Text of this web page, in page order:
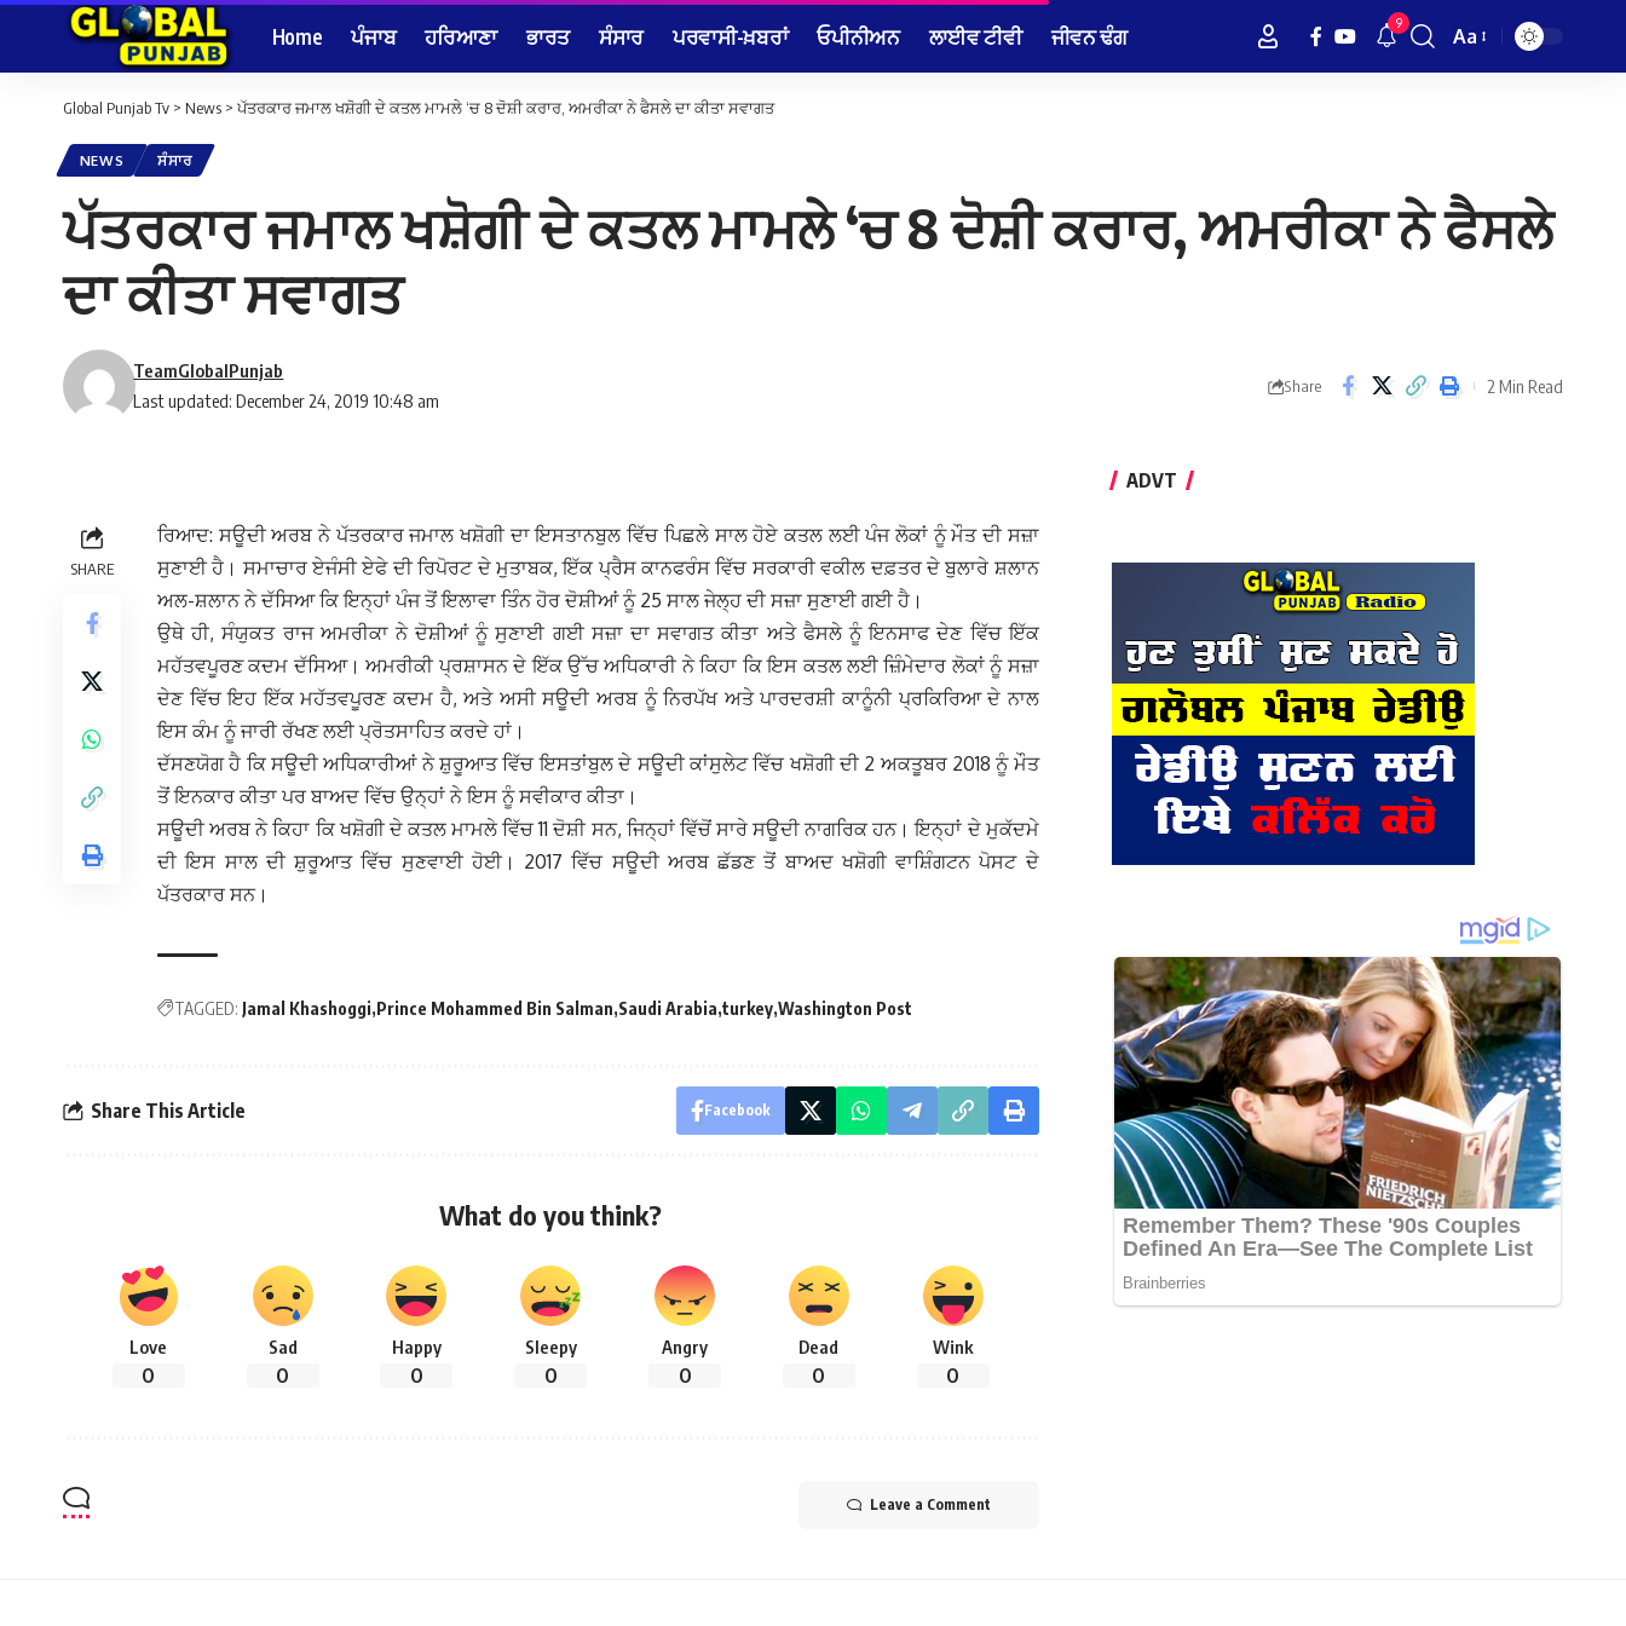
Home ਪੰਜਾਬ ਹਰਿਆਣਾ ਭਾਰਤ ਸੰਸਾਰ ਪਰਵਾਸੀ-ਖ਼ਬਰਾਂ ਓਪੀਨੀਅਨ ਲਾਈਵ ਟੀਵੀ ਜੀਵਨ ਢੰਗ 9
Font
Aa
Global Punjab Tv > News > ਪੱਤਰਕਾਰ ਜਮਾਲ ਖਸ਼ੋਗੀ ਦੇ ਕਤਲ ਮਾਮਲੇ ‘ਚ 8 ਦੋਸ਼ੀ ਕਰਾਰ, ਅਮਰੀਕਾ ਨੇ ਫੈਸਲੇ ਦਾ ਕੀਤਾ ਸਵਾਗਤ
NEWS ਸੰਸਾਰ
ਪੱਤਰਕਾਰ ਜਮਾਲ ਖਸ਼ੋਗੀ ਦੇ ਕਤਲ ਮਾਮਲੇ ‘ਚ 8 ਦੋਸ਼ੀ ਕਰਾਰ, ਅਮਰੀਕਾ ਨੇ ਫੈਸਲੇ
ਦਾ ਕੀਤਾ ਸਵਾਗਤ
Last updated: December 24, 2019 10:48 am
TeamGlobalPunjab
Share 2 Min Read
SHARE
ਰਿਆਦ: ਸਊਦੀ ਅਰਬ ਨੇ ਪੱਤਰਕਾਰ ਜਮਾਲ ਖਸ਼ੋਗੀ ਦਾ ਇਸਤਾਨਬੁਲ ਵਿੱਚ ਪਿਛਲੇ ਸਾਲ ਹੋਏ ਕਤਲ ਲਈ ਪੰਜ ਲੋਕਾਂ ਨੂੰ ਮੌਤ ਦੀ ਸਜ਼ਾ
ਸੁਣਾਈ ਹੈ। ਸਮਾਚਾਰ ਏਜੰਸੀ ਏਫੇ ਦੀ ਰਿਪੋਰਟ ਦੇ ਮੁਤਾਬਕ, ਇੱਕ ਪ੍ਰੈਸ ਕਾਨਫਰੰਸ ਵਿੱਚ ਸਰਕਾਰੀ ਵਕੀਲ ਦਫ਼ਤਰ ਦੇ ਬੁਲਾਰੇ ਸ਼ਲਾਨ
ਅਲ-ਸ਼ਲਾਨ ਨੇ ਦੱਸਿਆ ਕਿ ਇਨ੍ਹਾਂ ਪੰਜ ਤੋਂ ਇਲਾਵਾ ਤਿੰਨ ਹੋਰ ਦੋਸ਼ੀਆਂ ਨੂੰ 25 ਸਾਲ ਜੇਲ੍ਹ ਦੀ ਸਜ਼ਾ ਸੁਣਾਈ ਗਈ ਹੈ।
ਉਥੇ ਹੀ, ਸੰਯੁਕਤ ਰਾਜ ਅਮਰੀਕਾ ਨੇ ਦੋਸ਼ੀਆਂ ਨੂੰ ਸੁਣਾਈ ਗਈ ਸਜ਼ਾ ਦਾ ਸਵਾਗਤ ਕੀਤਾ ਅਤੇ ਫੈਸਲੇ ਨੂੰ ਇਨਸਾਫ ਦੇਣ ਵਿੱਚ ਇੱਕ
ਮਹੱਤਵਪੂਰਣ ਕਦਮ ਦੱਸਿਆ। ਅਮਰੀਕੀ ਪ੍ਰਸ਼ਾਸਨ ਦੇ ਇੱਕ ਉੱਚ ਅਧਿਕਾਰੀ ਨੇ ਕਿਹਾ ਕਿ ਇਸ ਕਤਲ ਲਈ ਜ਼ਿੰਮੇਦਾਰ ਲੋਕਾਂ ਨੂੰ ਸਜ਼ਾ
ਦੇਣ ਵਿੱਚ ਇਹ ਇੱਕ ਮਹੱਤਵਪੂਰਣ ਕਦਮ ਹੈ, ਅਤੇ ਅਸੀ ਸਊਦੀ ਅਰਬ ਨੂੰ ਨਿਰਪੱਖ ਅਤੇ ਪਾਰਦਰਸ਼ੀ ਕਾਨੂੰਨੀ ਪ੍ਰਕਿਰਿਆ ਦੇ ਨਾਲ
ਇਸ ਕੰਮ ਨੂੰ ਜਾਰੀ ਰੱਖਣ ਲਈ ਪ੍ਰੋਤਸਾਹਿਤ ਕਰਦੇ ਹਾਂ।
ਦੱਸਣਯੋਗ ਹੈ ਕਿ ਸਊਦੀ ਅਧਿਕਾਰੀਆਂ ਨੇ ਸ਼ੁਰੂਆਤ ਵਿੱਚ ਇਸਤਾਂਬੁਲ ਦੇ ਸਊਦੀ ਕਾਂਸੁਲੇਟ ਵਿੱਚ ਖਸ਼ੋਗੀ ਦੀ 2 ਅਕਤੂਬਰ 2018 ਨੂੰ ਮੌਤ
ਤੋਂ ਇਨਕਾਰ ਕੀਤਾ ਪਰ ਬਾਅਦ ਵਿੱਚ ਉਨ੍ਹਾਂ ਨੇ ਇਸ ਨੂੰ ਸਵੀਕਾਰ ਕੀਤਾ।
ਸਊਦੀ ਅਰਬ ਨੇ ਕਿਹਾ ਕਿ ਖਸ਼ੋਗੀ ਦੇ ਕਤਲ ਮਾਮਲੇ ਵਿੱਚ 11 ਦੋਸ਼ੀ ਸਨ, ਜਿਨ੍ਹਾਂ ਵਿੱਚੋਂ ਸਾਰੇ ਸਊਦੀ ਨਾਗਰਿਕ ਹਨ। ਇਨ੍ਹਾਂ ਦੇ ਮੁਕੱਦਮੇ
ਦੀ ਇਸ ਸਾਲ ਦੀ ਸ਼ੁਰੂਆਤ ਵਿੱਚ ਸੁਣਵਾਈ ਹੋਈ। 2017 ਵਿੱਚ ਸਊਦੀ ਅਰਬ ਛੱਡਣ ਤੋਂ ਬਾਅਦ ਖਸ਼ੋਗੀ ਵਾਸ਼ਿੰਗਟਨ ਪੋਸਟ ਦੇ
ਪੱਤਰਕਾਰ ਸਨ।
TAGGED: Jamal Khashoggi Prince Mohammed Bin Salman Saudi Arabia turkey Washington Post
Share This Article Facebook
What do you think?
Love
0
Sad
0
Happy
0
Sleepy
0
Angry
0
Dead
0
Wink
0
Leave a Comment
ADVT